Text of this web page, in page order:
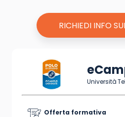
RICHIEDI INFO
Università
Offerta formativa